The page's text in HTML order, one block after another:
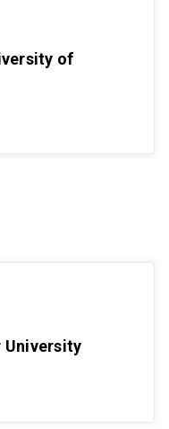
of
University